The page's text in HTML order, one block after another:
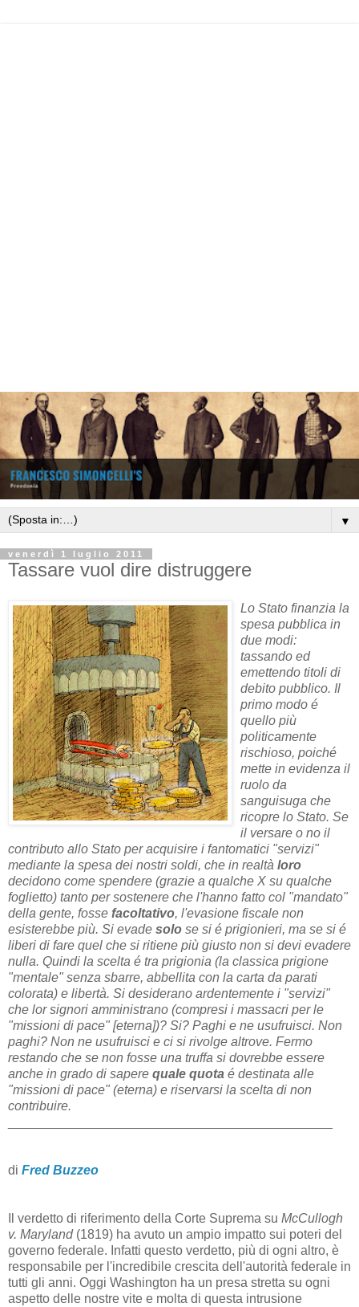
▼
venerdì 1 luglio 2011
Tassare vuol dire distruggere
Lo Stato finanzia la
spesa pubblica in
due modi:
tassando ed
emettendo titoli di
debito pubblico. Il
primo modo é
quello più
politicamente
rischioso, poiché
mette in evidenza il
ruolo da
sanguisuga che
ricopre lo Stato. Se
il versare o no il
contributo allo Stato per acquisire i fantomatici "servizi"
mediante la spesa dei nostri soldi, che in realtà loro
decidono come spendere (grazie a qualche X su qualche
foglietto) tanto per sostenere che l'hanno fatto col "mandato"
della gente, fosse facoltativo, l'evasione fiscale non
esisterebbe più. Si evade solo se si é prigionieri, ma se si é
liberi di fare quel che si ritiene più giusto non si devi evadere
nulla. Quindi la scelta é tra prigionia (la classica prigione
"mentale" senza sbarre, abbellita con la carta da parati
colorata) e libertà. Si desiderano ardentemente i "servizi"
che lor signori amministrano (compresi i massacri per le
"missioni di pace" [eterna])? Si? Paghi e ne usufruisci. Non
paghi? Non ne usufruisci e ci si rivolge altrove. Fermo
restando che se non fosse una truffa si dovrebbe essere
anche in grado di sapere quale quota é destinata alle
"missioni di pace" (eterna) e riservarsi la scelta di non
contribuire.
di Fred Buzzeo
Il verdetto di riferimento della Corte Suprema su McCullogh
v. Maryland(1819) ha avuto un ampio impatto sui poteri del
governo federale. Infatti questo verdetto, più di ogni altro, è
responsabile per l'incredibile crescita dell'autorità federale in
tutti gli anni. Oggi Washington ha un presa stretta su ogni
aspetto delle nostre vite e molta di questa intrusione